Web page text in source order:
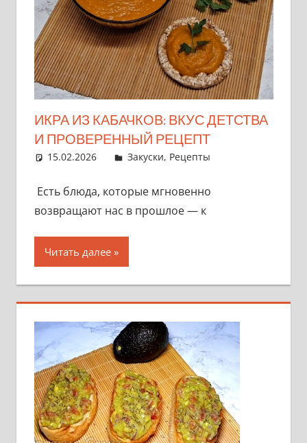
ИКРА ИЗ КАБАЧКОВ: ВКУС ДЕТСТВА
И ПРОВЕРЕННЫЙ РЕЦЕПТ
15.02.2026 admin
Закуски, Рецепты
Есть блюда, которые мгновенно
возвращают нас в прошлое — к
Читать далее